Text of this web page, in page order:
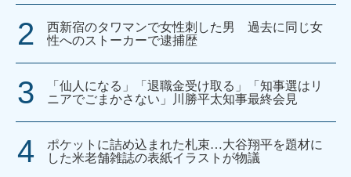
西新宿のタワマンで女性刺した男 過去に同じ女
性へのストーカーで逮捕歴
「仙人になる」「退職金受け取る」「知事選はリ
ニアでごまかさない」川勝平太知事最終会見
ポケットに詰め込まれた札束…大谷翔平を題材に
した米老舗雑誌の表紙イラストが物議